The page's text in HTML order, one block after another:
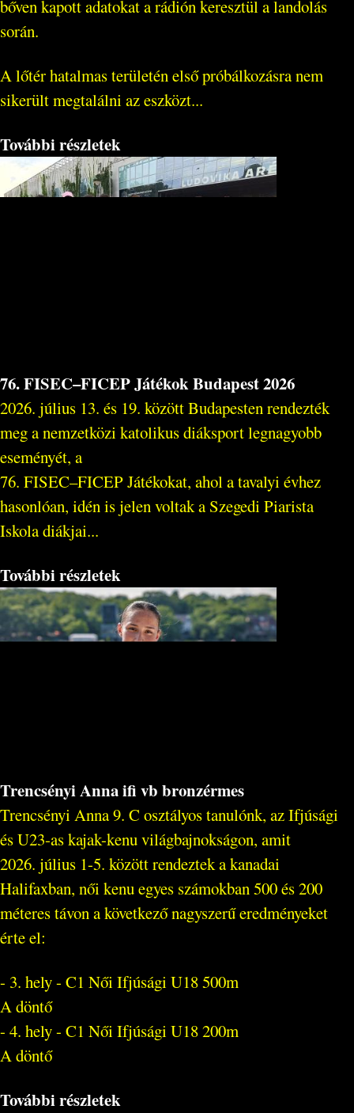
bőven kapott adatokat a rádión keresztül a landolás
során.
A lőtér hatalmas területén első próbálkozásra nem
sikerült megtalálni az eszközt...
További részletek
76. FISEC–FICEP Játékok Budapest 2026
2026. július 13. és 19. között Budapesten rendezték
meg a nemzetközi katolikus diáksport legnagyobb
eseményét, a
76. FISEC–FICEP Játékokat, ahol a tavalyi évhez
hasonlóan, idén is jelen voltak a Szegedi Piarista
Iskola diákjai...
További részletek
Trencsényi Anna ifi vb bronzérmes
Trencsényi Anna 9. C osztályos tanulónk, az Ifjúsági
és U23-as kajak-kenu világbajnokságon, amit
2026. július 1-5. között rendeztek a kanadai
Halifaxban, női kenu egyes számokban 500 és 200
méteres távon a következő nagyszerű eredményeket
érte el:
- 3. hely - C1 Női Ifjúsági U18 500m
A döntő
- 4. hely - C1 Női Ifjúsági U18 200m
A döntő
További részletek